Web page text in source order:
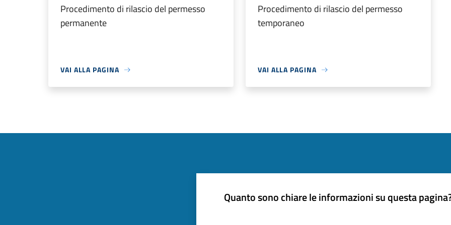
Procedimento di rilascio del permesso
permanente
VAI ALLA PAGINA
Procedimento di rilascio del permesso
temporaneo
VAI ALLA PAGINA
Quanto sono chiare le informazioni su questa